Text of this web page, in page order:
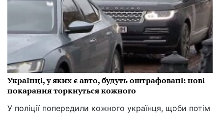
Українці, у яких є авто, будуть оштрафовані: нові
покарання торкнуться кожного
У поліції попередили кожного українця, щоби потім